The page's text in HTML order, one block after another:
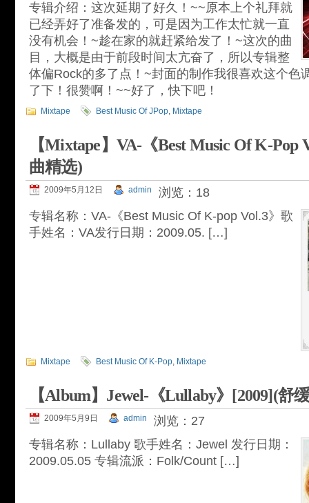
专辑介绍：这次延期了好久！~~原本上个礼拜就
已经弄好了准备发的，可是因为工作太忙就一直
没有机会！~趁在家的就赶紧给发了！~这次的曲
目，大概是由于前段时间太亢奋了，所以专辑整
体偏Rock的多了点！~封面的制作我很喜欢这个色
了下！很赞啊！~~好了，快下吧！
Mixtape Best Music Of JPop, Mixtape
【Mixtape】VA-《Best Music Of K-Pop
曲精选)
2009年5月12日 admin
浏览：18
专辑名称：VA-《Best Music Of K-pop Vol.3》歌
手姓名：VA发行日期：2009.05. […]
Mixtape Best Music Of K-Pop, Mixtape
【Album】Jewel-《Lullaby》[2009](舒
2009年5月9日 admin
浏览：27
专辑名称：Lullaby 歌手姓名：Jewel 发行日期：
2009.05.05 专辑流派：Folk/Count […]